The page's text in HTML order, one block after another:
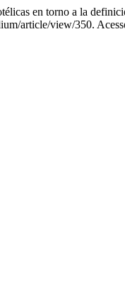
en torno a la
article/view/350.